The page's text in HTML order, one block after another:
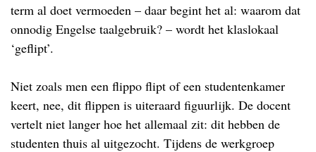
term al doet vermoeden – daar begint het al: waarom dat
onnodig Engelse taalgebruik? – wordt het klaslokaal
‘geflipt’.
Niet zoals men een flippo flipt of een studentenkamer
keert, nee, dit flippen is uiteraard figuurlijk. De docent
vertelt niet langer hoe het allemaal zit: dit hebben de
studenten thuis al uitgezocht. Tijdens de werkgroep